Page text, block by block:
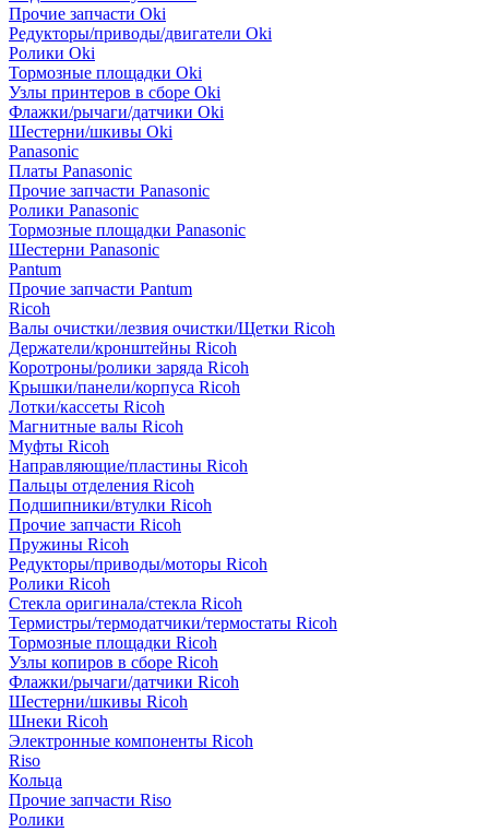
Прочие запчасти Oki
Редукторы/приводы/двигатели Oki
Ролики Oki
Тормозные площадки Oki
Узлы принтеров в сборе Oki
Флажки/рычаги/датчики Oki
Шестерни/шкивы Oki
Panasonic
Платы Panasonic
Прочие запчасти Panasonic
Ролики Panasonic
Тормозные площадки Panasonic
Шестерни Panasonic
Pantum
Прочие запчасти Pantum
Ricoh
Валы очистки/лезвия очистки/Щетки Ricoh
Держатели/кронштейны Ricoh
Коротроны/ролики заряда Ricoh
Крышки/панели/корпуса Ricoh
Лотки/кассеты Ricoh
Магнитные валы Ricoh
Муфты Ricoh
Направляющие/пластины Ricoh
Пальцы отделения Ricoh
Подшипники/втулки Ricoh
Прочие запчасти Ricoh
Пружины Ricoh
Редукторы/приводы/моторы Ricoh
Ролики Ricoh
Стекла оригинала/стекла Ricoh
Термистры/термодатчики/термостаты Ricoh
Тормозные площадки Ricoh
Узлы копиров в сборе Ricoh
Флажки/рычаги/датчики Ricoh
Шестерни/шкивы Ricoh
Шнеки Ricoh
Электронные компоненты Ricoh
Riso
Кольца
Прочие запчасти Riso
Ролики